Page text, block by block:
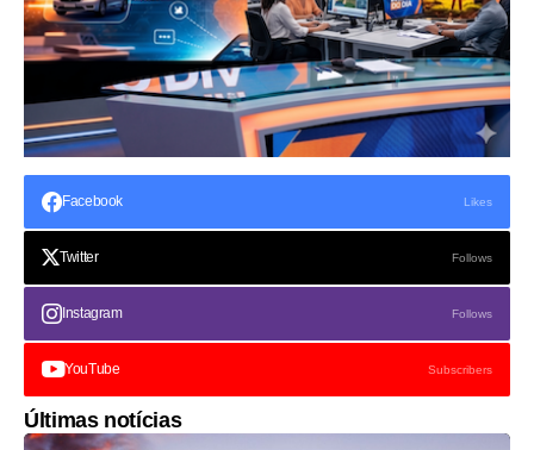
Facebook Likes
Twitter Follows
Instagram Follows
YouTube Subscribers
Últimas notícias